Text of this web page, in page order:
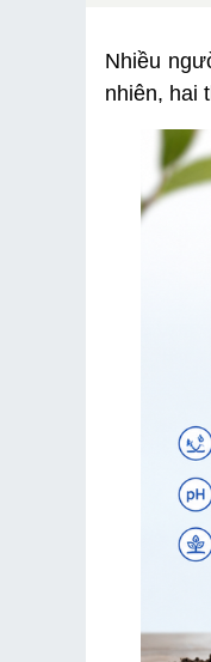
Nhiều
nhiên, hai